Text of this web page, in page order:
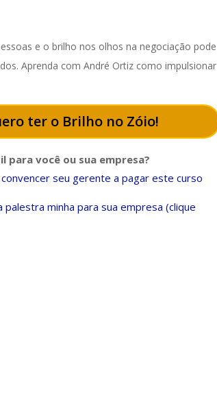
e o brilho nos olhos na negociação pode
Aprenda com André Ortiz como impulsionar
ter o Brilho no Zóio!
para você ou sua empresa?
seu gerente a pagar este curso
palestra minha para sua empresa (clique